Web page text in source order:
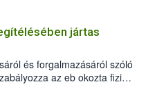
jártas
és forgalmazásáról szóló
az eb okozta fizikai
felmerülő
eb tartását és annak